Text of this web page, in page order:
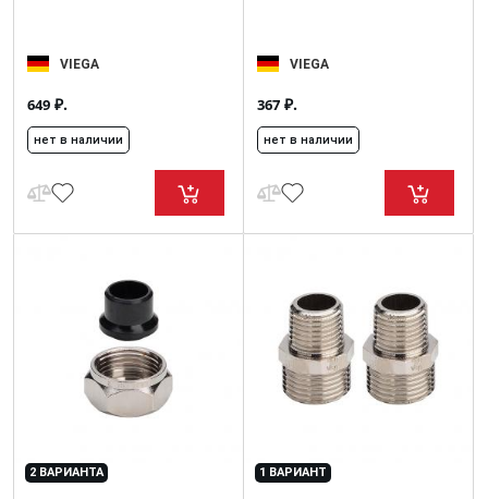
VIEGA
649 ₽.
нет в наличии
VIEGA
367 ₽.
нет в наличии
2 ВАРИАНТА 1 ВАРИАНТ